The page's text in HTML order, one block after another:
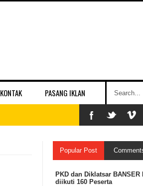
KONTAK PASANG IKLAN
Popular Post
PKD dan Diklatsar
diikuti 160 Peserta